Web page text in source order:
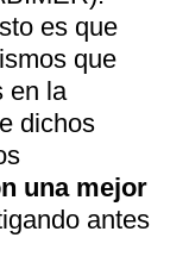
es que
que
en la
dichos
una mejor
antes